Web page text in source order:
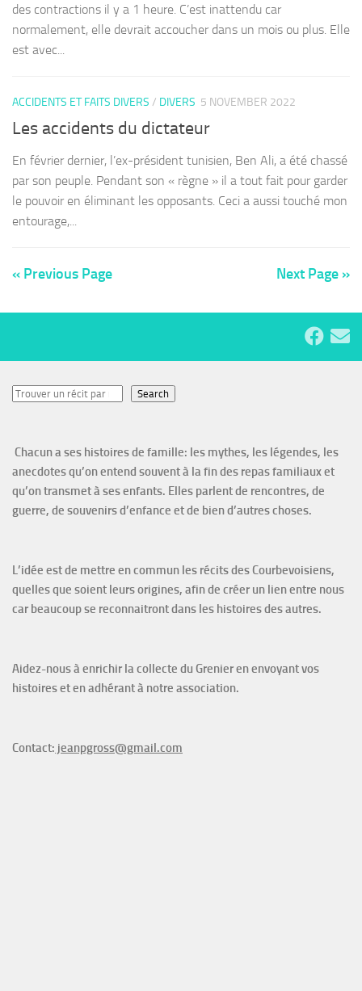
des contractions il y a 1 heure. C’est inattendu car
normalement, elle devrait accoucher dans un mois ou plus. Elle
est avec...
ACCIDENTS ET FAITS DIVERS / DIVERS 5 NOVEMBER 2022
Les accidents du dictateur
En février dernier, l’ex-président tunisien, Ben Ali, a été chassé
par son peuple. Pendant son « règne » il a tout fait pour garder
le pouvoir en éliminant les opposants. Ceci a aussi touché mon
entourage,...
« Previous Page Next Page »
Search Search
Chacun a ses histoires de famille: les mythes, les légendes, les
anecdotes qu’on entend souvent à la fin des repas familiaux et
qu’on transmet à ses enfants. Elles parlent de rencontres, de
guerre, de souvenirs d’enfance et de bien d’autres choses.
L’idée est de mettre en commun les récits des Courbevoisiens,
quelles que soient leurs origines, afin de créer un lien entre nous
car beaucoup se reconnaitront dans les histoires des autres.
Aidez-nous à enrichir la collecte du Grenier en envoyant vos
histoires et en adhérant à notre association.
Contact: jeanpgross@gmail.com